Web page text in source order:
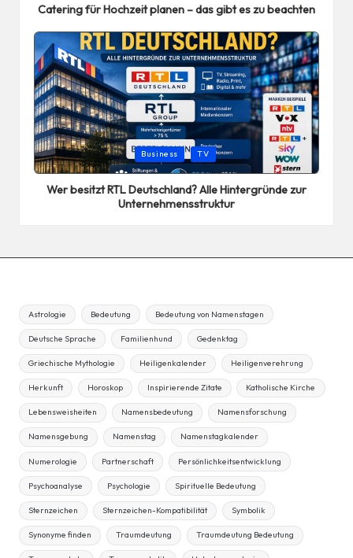
Catering für Hochzeit planen – das gibt es zu beachten
Posted
in
Business TV
Wer besitzt RTL Deutschland? Alle Hintergründe zur
Unternehmensstruktur
Astrologie Bedeutung Bedeutung von Namenstagen
Deutsche Sprache Familienhund Gedenktag
Griechische Mythologie Heiligenkalender Heiligenverehrung
Herkunft Horoskop Inspirierende Zitate Katholische Kirche
Lebensweisheiten Namensbedeutung Namensforschung
Namensgebung Namenstag Namenstagkalender
Numerologie Partnerschaft Persönlichkeitsentwicklung
Psychoanalyse Psychologie Spirituelle Bedeutung
Sternzeichen Sternzeichen-Kompatibilität Symbolik
Synonyme finden Traumdeutung Traumdeutung Bedeutung